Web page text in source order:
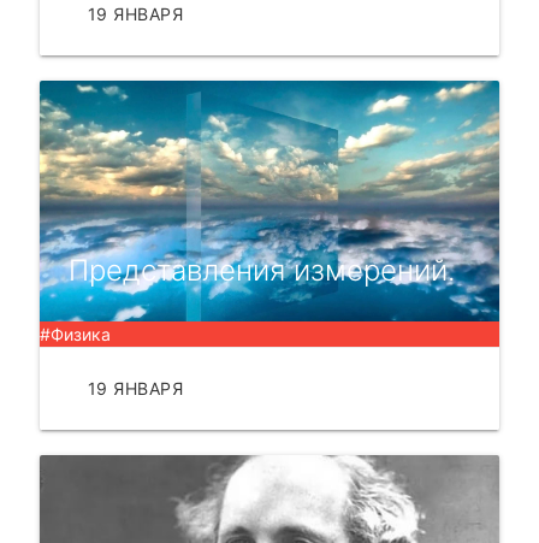
19 ЯНВАРЯ
Представления измерений.
#Физика
19 ЯНВАРЯ